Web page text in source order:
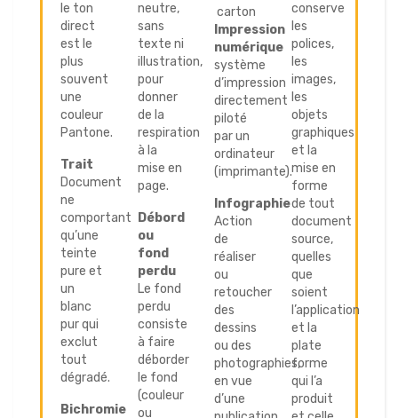
le ton
direct
est le
plus
souvent
une
couleur
Pantone.
Trait
Document
ne
comportant
qu’une
teinte
pure et
un
blanc
pur qui
exclut
tout
dégradé.
Bichromie
neutre,
sans
texte ni
illustration,
pour
donner
de la
respiration
à la
mise en
page.
Débord
ou
fond
perdu
Le fond
perdu
consiste
à faire
déborder
le fond
(couleur
ou
carton
Impression
numérique
système
d’impression
directement
piloté
par un
ordinateur
(imprimante).
Infographie
Action
de
réaliser
ou
retoucher
des
dessins
ou des
photographies,
en vue
d’une
conserve
les
polices,
les
images,
les
objets
graphiques
et la
mise en
forme
de tout
document
source,
quelles
que
soient
l’application
et la
plate
forme
qui l’a
produit